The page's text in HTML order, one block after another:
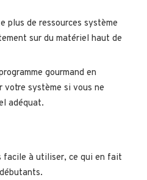
plus de ressources système
sur du matériel haut de
gourmand en
votre système si vous ne
adéquat.
facile à utiliser, ce qui en fait